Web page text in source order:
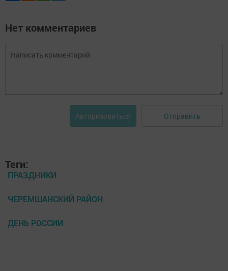
Нет комментариев
Авторизоваться Отправить
Теги:
ПРАЗДНИКИ
ЧЕРЕМШАНСКИЙ РАЙОН
ДЕНЬ РОССИИ